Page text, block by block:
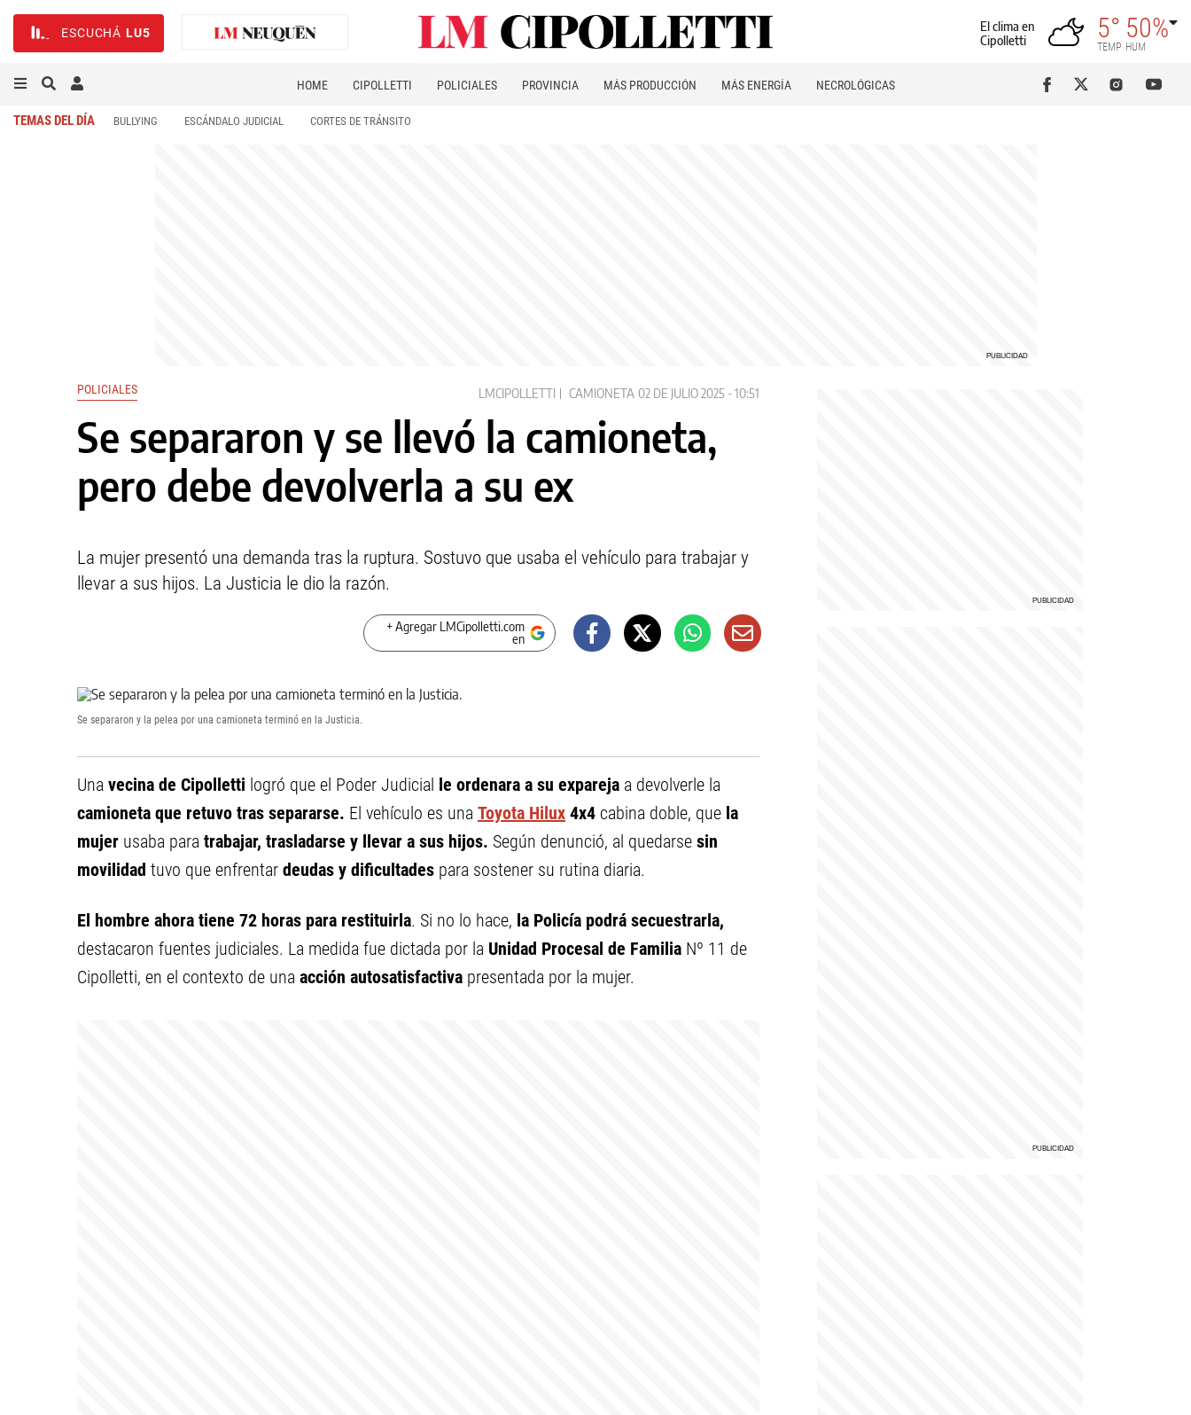
ESCUCHÁ LU5
El clima en
Cipolletti
5°
TEMP
50%
HUM
HOME CIPOLLETTI POLICIALES PROVINCIA MÁS PRODUCCIÓN MÁS ENERGÍA NECROLÓGICAS
TEMAS DEL DÍA BULLYING ESCÁNDALO JUDICIAL CORTES DE TRÁNSITO
POLICIALES LMCIPOLLETTI CAMIONETA 02 DE JULIO 2025 - 10:51
Se separaron y se llevó la camioneta,
pero debe devolverla a su ex
La mujer presentó una demanda tras la ruptura. Sostuvo que usaba el vehículo para trabajar y
llevar a sus hijos. La Justicia le dio la razón.
+ Agregar LMCipolletti.com
en
Se separaron y la pelea por una camioneta terminó en la Justicia.
Una vecina de Cipolletti logró que el Poder Judicial le ordenara a su expareja a devolverle la
camioneta que retuvo tras separarse. El vehículo es una Toyota Hilux 4x4 cabina doble, que la
mujer usaba para trabajar, trasladarse y llevar a sus hijos. Según denunció, al quedarse sin
movilidad tuvo que enfrentar deudas y dificultades para sostener su rutina diaria.
El hombre ahora tiene 72 horas para restituirla. Si no lo hace, la Policía podrá secuestrarla,
destacaron fuentes judiciales. La medida fue dictada por la Unidad Procesal de Familia Nº 11 de
Cipolletti, en el contexto de una acción autosatisfactiva presentada por la mujer.